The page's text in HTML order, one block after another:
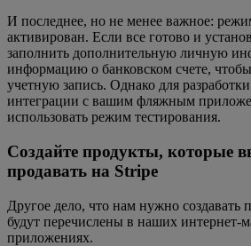
И последнее, но не менее важное:
активирован. Если все готово и
заполнить дополнительную личную
информацию о банковском счете,
учетную запись. Однако для
интеграции с вашим фляжным
использовать режим тестирования.
Создайте продукты, которые
продавать на Stripe
Другое дело, что нам нужно создавать
будут перечислены в наших интернет-
приложениях.